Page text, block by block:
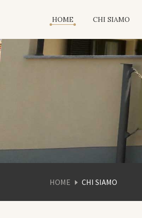
HOME CHI SIAMO
HOME CHI SIAMO